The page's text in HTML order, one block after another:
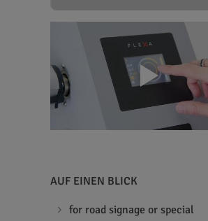
AUF EINEN BLICK
for road signage or special